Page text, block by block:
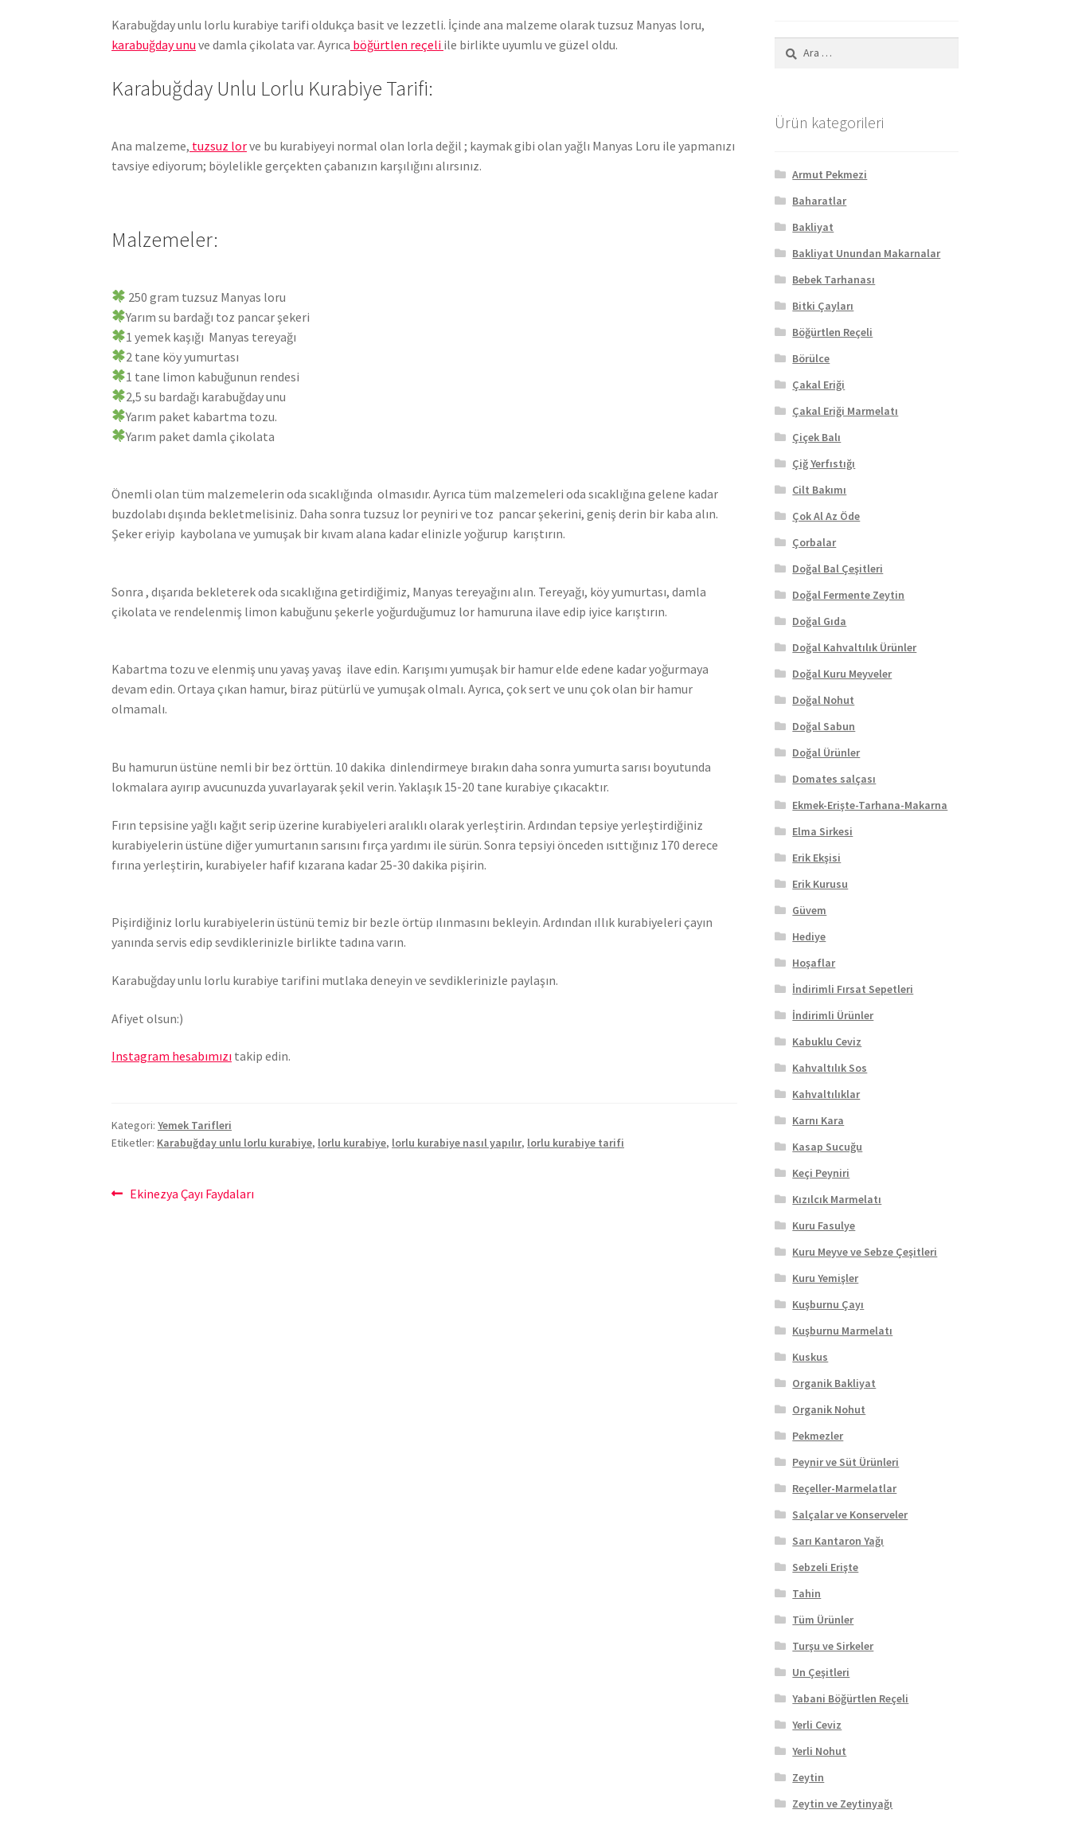
Karabuğday unlu lorlu kurabiye tarifi oldukça basit ve lezzetli. İçinde ana malzeme olarak tuzsuz Manyas loru,
karabuğday unu ve damla çikolata var. Ayrıca böğürtlen reçeli ile birlikte uyumlu ve güzel oldu.
Karabuğday Unlu Lorlu Kurabiye Tarifi:
Ana malzeme, tuzsuz lorve bu kurabiyeyi normal olan lorla değil ; kaymak gibi olan yağlı Manyas Loru ile yapmanızı
tavsiye ediyorum; böylelikle gerçekten çabanızın karşılığını alırsınız.
Malzemeler:
250 gram tuzsuz Manyas loru
Yarım su bardağı toz pancar şekeri
1 yemek kaşığı Manyas tereyağı
2 tane köy yumurtası
1 tane limon kabuğunun rendesi
2,5 su bardağı karabuğday unu
Yarım paket kabartma tozu.
Yarım paket damla çikolata
Önemli olan tüm malzemelerin oda sıcaklığında olmasıdır. Ayrıca tüm malzemeleri oda sıcaklığına gelene kadar
buzdolabı dışında bekletmelisiniz. Daha sonra tuzsuz lor peyniri ve toz pancar şekerini, geniş derin bir kaba alın.
Şeker eriyip kaybolana ve yumuşak bir kıvam alana kadar elinizle yoğurup karıştırın.
Sonra , dışarıda bekleterek oda sıcaklığına getirdiğimiz, Manyas tereyağını alın. Tereyağı, köy yumurtası, damla
çikolata ve rendelenmiş limon kabuğunu şekerle yoğurduğumuz lor hamuruna ilave edip iyice karıştırın.
Kabartma tozu ve elenmiş unu yavaş yavaş ilave edin. Karışımı yumuşak bir hamur elde edene kadar yoğurmaya
devam edin. Ortaya çıkan hamur, biraz pütürlü ve yumuşak olmalı. Ayrıca, çok sert ve unu çok olan bir hamur
olmamalı.
Bu hamurun üstüne nemli bir bez örttün. 10 dakika dinlendirmeye bırakın daha sonra yumurta sarısı boyutunda
lokmalara ayırıp avucunuzda yuvarlayarak şekil verin. Yaklaşık 15-20 tane kurabiye çıkacaktır.
Fırın tepsisine yağlı kağıt serip üzerine kurabiyeleri aralıklı olarak yerleştirin. Ardından tepsiye yerleştirdiğiniz
kurabiyelerin üstüne diğer yumurtanın sarısını fırça yardımı ile sürün. Sonra tepsiyi önceden ısıttığınız 170 derece
fırına yerleştirin, kurabiyeler hafif kızarana kadar 25-30 dakika pişirin.
Pişirdiğiniz lorlu kurabiyelerin üstünü temiz bir bezle örtüp ılınmasını bekleyin. Ardından ıIlık kurabiyeleri çayın
yanında servis edip sevdiklerinizle birlikte tadına varın.
Karabuğday unlu lorlu kurabiye tarifini mutlaka deneyin ve sevdiklerinizle paylaşın.
Afiyet olsun:)
Instagram hesabımızı takip edin.
Kategori:Yemek Tarifleri
Etiketler: Karabuğday unlu lorlu kurabiye, lorlu kurabiye, lorlu kurabiye nasıl yapılır, lorlu kurabiye tarifi
Yazı
Önceki
Ekinezya Çayı Faydaları
Arama:
Ürün kategorileri
Armut Pekmezi
Baharatlar
Bakliyat
Bakliyat Unundan Makarnalar
Bebek Tarhanası
Bitki Çayları
Böğürtlen Reçeli
Börülce
Çakal Eriği
Çakal Eriği Marmelatı
Çiçek Balı
Çiğ Yerfıstığı
Cilt Bakımı
Çok Al Az Öde
Çorbalar
Doğal Bal Çeşitleri
Doğal Fermente Zeytin
Doğal Gıda
Doğal Kahvaltılık Ürünler
Doğal Kuru Meyveler
Doğal Nohut
Doğal Sabun
Doğal Ürünler
Domates salçası
Ekmek-Erişte-Tarhana-Makarna
Elma Sirkesi
Erik Ekşisi
Erik Kurusu
Güvem
Hediye
Hoşaflar
İndirimli Fırsat Sepetleri
İndirimli Ürünler
Kabuklu Ceviz
Kahvaltılık Sos
Kahvaltılıklar
Karnı Kara
Kasap Sucuğu
Keçi Peyniri
Kızılcık Marmelatı
Kuru Fasulye
Kuru Meyve ve Sebze Çeşitleri
Kuru Yemişler
Kuşburnu Çayı
Kuşburnu Marmelatı
Kuskus
Organik Bakliyat
Organik Nohut
Pekmezler
Peynir ve Süt Ürünleri
Reçeller-Marmelatlar
Salçalar ve Konserveler
Sarı Kantaron Yağı
Sebzeli Erişte
Tahin
Tüm Ürünler
Turşu ve Sirkeler
Un Çeşitleri
Yabani Böğürtlen Reçeli
Yerli Ceviz
Yerli Nohut
Zeytin
Zeytin ve Zeytinyağı